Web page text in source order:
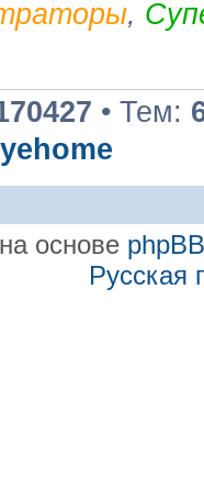
,
• Тем:
основе phpBB
Русская